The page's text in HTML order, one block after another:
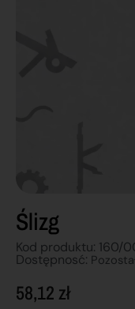
Ślizg
Kod produktu: 160/
Dostępnosć:
58,12 zł